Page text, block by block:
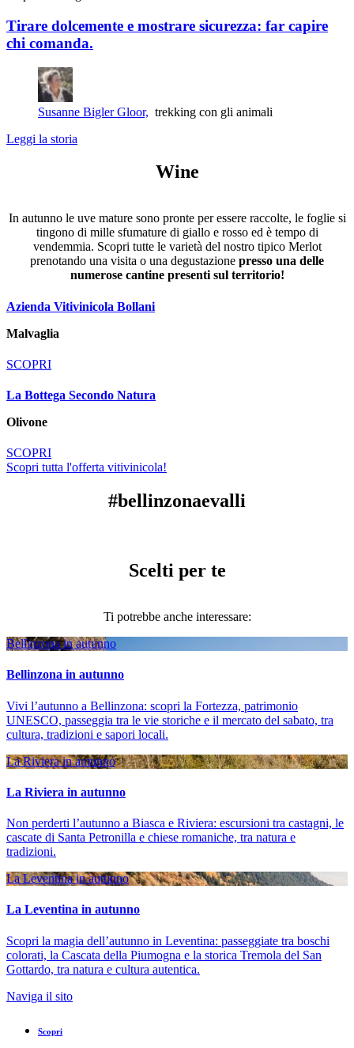
Tirare dolcemente e mostrare sicurezza: far capire
chi comanda.
Susanne Bigler Gloor, trekking con gli animali
Leggi la storia
Wine
In autunno le uve mature sono pronte per essere raccolte, le foglie si
tingono di mille sfumature di giallo e rosso ed è tempo di
vendemmia. Scopri tutte le varietà del nostro tipico Merlot
prenotando una visita o una degustazione presso una delle
numerose cantine presenti sul territorio!
Azienda Vitivinicola Bollani
Malvaglia
SCOPRI
La Bottega Secondo Natura
Olivone
SCOPRI
Scopri tutta l'offerta vitivinicola!
#bellinzonaevalli
Scelti per te
Ti potrebbe anche interessare:
Bellinzona in autunno
Bellinzona in autunno
Vivi l’autunno a Bellinzona: scopri la Fortezza, patrimonio
UNESCO, passeggia tra le vie storiche e il mercato del sabato, tra
cultura, tradizioni e sapori locali.
La Riviera in autunno
La Riviera in autunno
Non perderti l’autunno a Biasca e Riviera: escursioni tra castagni, le
cascate di Santa Petronilla e chiese romaniche, tra natura e
tradizioni.
La Leventina in autunno
La Leventina in autunno
Scopri la magia dell’autunno in Leventina: passeggiate tra boschi
colorati, la Cascata della Piumogna e la storica Tremola del San
Gottardo, tra natura e cultura autentica.
Naviga il sito
Scopri